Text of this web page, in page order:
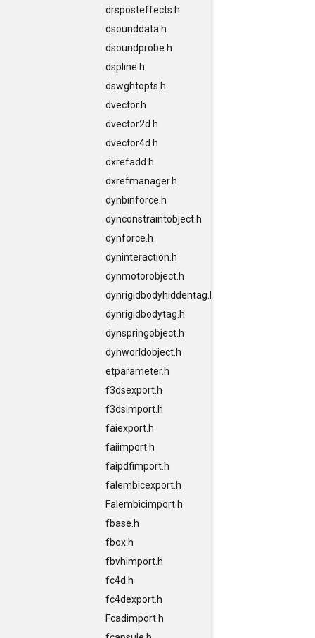
drsposteffects.h
dsounddata.h
dsoundprobe.h
dspline.h
dswghtopts.h
dvector.h
dvector2d.h
dvector4d.h
dxrefadd.h
dxrefmanager.h
dynbinforce.h
dynconstraintobject.h
dynforce.h
dyninteraction.h
dynmotorobject.h
dynrigidbodyhiddentag.h
dynrigidbodytag.h
dynspringobject.h
dynworldobject.h
etparameter.h
f3dsexport.h
f3dsimport.h
faiexport.h
faiimport.h
faipdfimport.h
falembicexport.h
Falembicimport.h
fbase.h
fbox.h
fbvhimport.h
fc4d.h
fc4dexport.h
Fcadimport.h